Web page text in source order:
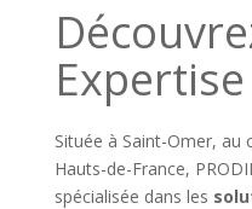
Située à Saint-Omer, au
Hauts-de-France,
spécialisée dans les